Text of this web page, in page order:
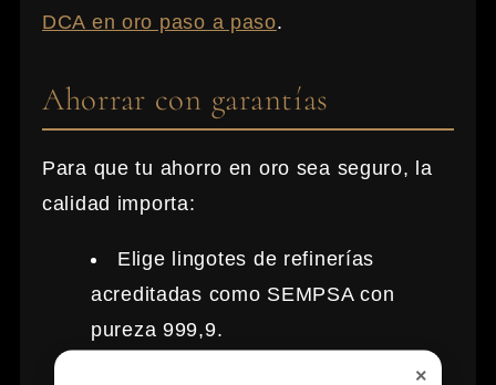
DCA en oro paso a paso.
Ahorrar con garantías
Para que tu ahorro en oro sea seguro, la
calidad importa:
Elige lingotes de refinerías
acreditadas como SEMPSA con
pureza 999,9.
Aprovecha la exención de IVA del
×